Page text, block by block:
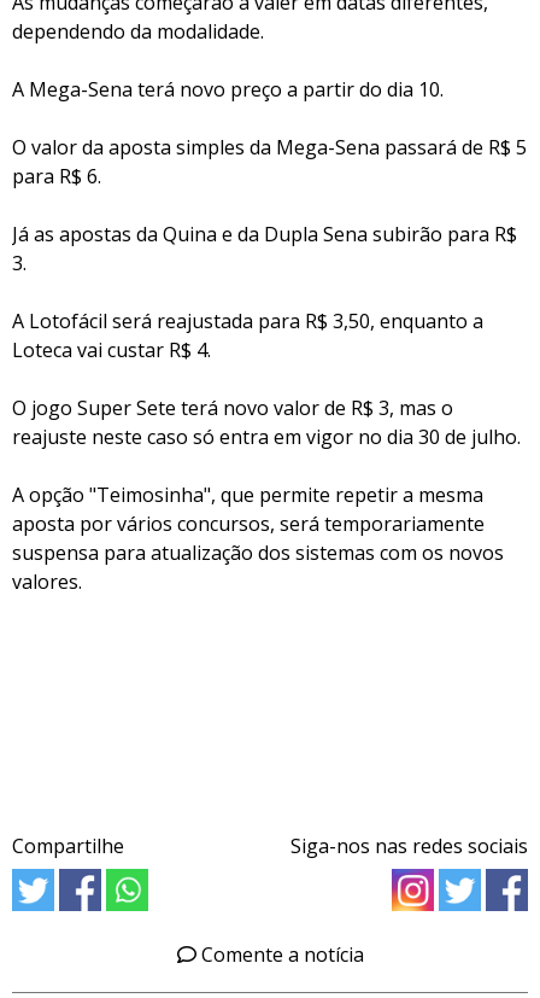
dependendo da modalidade.
A Mega-Sena terá novo preço a partir do dia 10.
O valor da aposta simples da Mega-Sena passará de R$ 5
para R$ 6.
Já as apostas da Quina e da Dupla Sena subirão para R$
3.
A Lotofácil será reajustada para R$ 3,50, enquanto a
Loteca vai custar R$ 4.
O jogo Super Sete terá novo valor de R$ 3, mas o
reajuste neste caso só entra em vigor no dia 30 de julho.
A opção "Teimosinha", que permite repetir a mesma
aposta por vários concursos, será temporariamente
suspensa para atualização dos sistemas com os novos
valores.
Compartilhe Siga-nos nas redes sociais
Comente a notícia